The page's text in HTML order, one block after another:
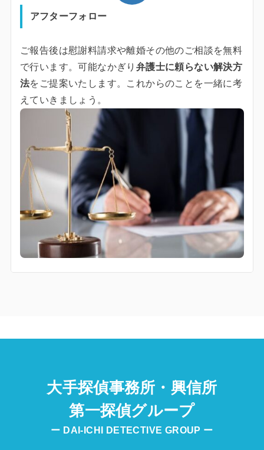
アフターフォロー
ご報告後は慰謝料請求や離婚その他のご相談を無料
で行います。可能なかぎり 弁護士に頼らない解決方
法をご提案いたします。これからのことを一緒に考
えていきましょう。
大手探偵事務所・興信所
第一探偵グループ
ー DAI-ICHI DETECTIVE GROUP ー